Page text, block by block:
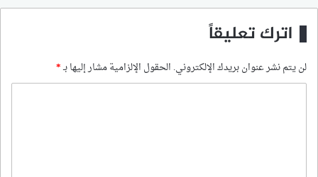
اترك تعليقاً
لن يتم نشر عنوان بريدك الإلكتروني. الحقول الإلزامية مشار إليها بـ*